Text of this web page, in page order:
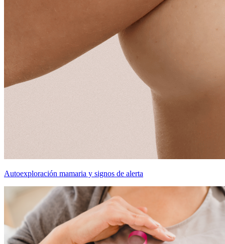
Autoexploración mamaria y signos de alerta